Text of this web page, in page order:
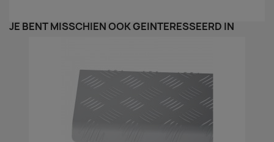
JE BENT MISSCHIEN OOK GEÏNTERESSEERD IN